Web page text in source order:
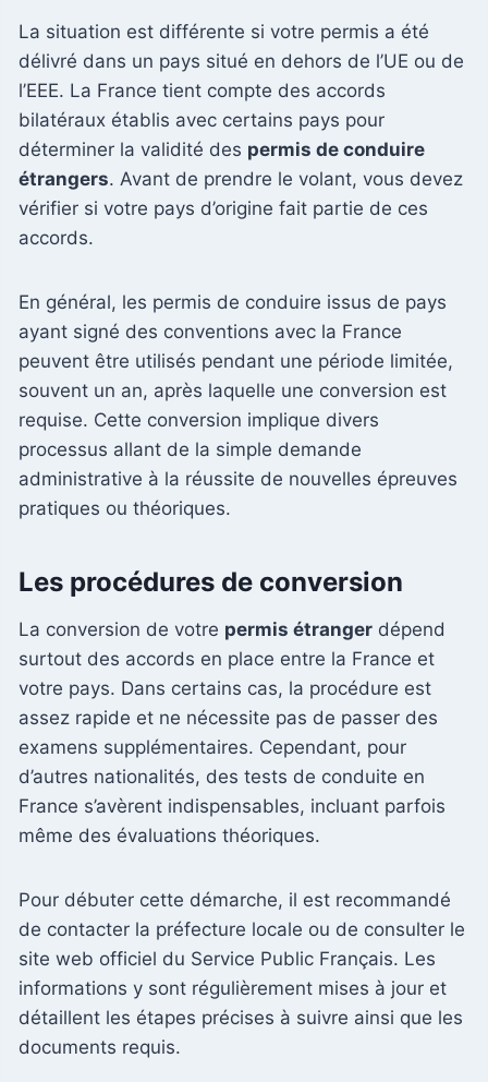
La situation est différente si votre permis a été
délivré dans un pays situé en dehors de l’UE ou de
l’EEE. La France tient compte des accords
bilatéraux établis avec certains pays pour
déterminer la validité des permis de conduire
étrangers. Avant de prendre le volant, vous devez
vérifier si votre pays d’origine fait partie de ces
accords.
En général, les permis de conduire issus de pays
ayant signé des conventions avec la France
peuvent être utilisés pendant une période limitée,
souvent un an, après laquelle une conversion est
requise. Cette conversion implique divers
processus allant de la simple demande
administrative à la réussite de nouvelles épreuves
pratiques ou théoriques.
Les procédures de conversion
La conversion de votre permis étranger dépend
surtout des accords en place entre la France et
votre pays. Dans certains cas, la procédure est
assez rapide et ne nécessite pas de passer des
examens supplémentaires. Cependant, pour
d’autres nationalités, des tests de conduite en
France s’avèrent indispensables, incluant parfois
même des évaluations théoriques.
Pour débuter cette démarche, il est recommandé
de contacter la préfecture locale ou de consulter le
site web officiel du Service Public Français. Les
informations y sont régulièrement mises à jour et
détaillent les étapes précises à suivre ainsi que les
documents requis.